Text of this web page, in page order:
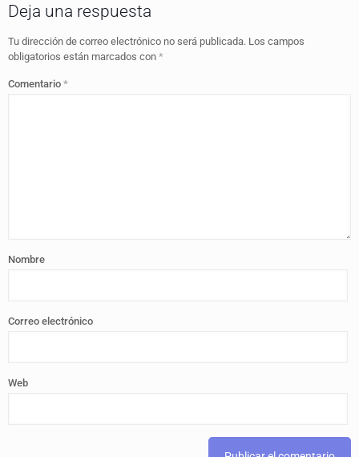
Deja una respuesta
Tu dirección de correo electrónico no será publicada. Los campos
obligatorios están marcados con *
Comentario *
Nombre
Correo electrónico
Web